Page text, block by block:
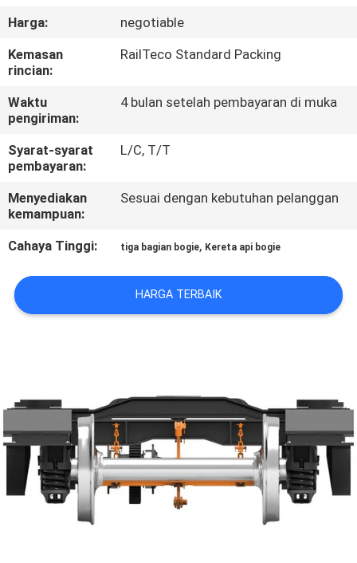
KONTROL
KUALITAS
HUBUNGI
KAMI
BERITA
SEMUA
SITEMAP
POLICY
Harga:
negotiable
Kemasan
rincian:
RailTeco Standard Packing
Waktu
pengiriman:
4 bulan setelah pembayaran di muka
Syarat-syarat
pembayaran:
L/C, T/T
Menyediakan
kemampuan:
Sesuai dengan kebutuhan pelanggan
Cahaya Tinggi: tiga bagian bogie, Kereta api bogie
HARGA TERBAIK